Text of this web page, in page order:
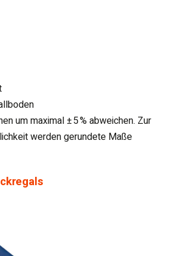
um maximal ± 5 % abweichen. Zur
werden gerundete Maße